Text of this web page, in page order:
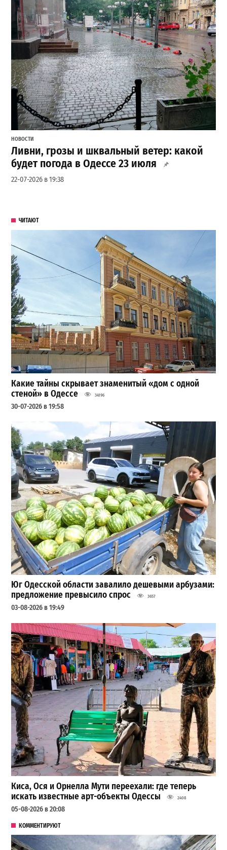
НОВОСТИ
Ливни, грозы и шквальный ветер: какой
будет погода в Одессе 23 июля
22-07-2026 в 19:38
ЧИТАЮТ
Какие тайны скрывает знаменитый «дом с одной
стеной» в Одессе
34196
30-07-2026 в 19:58
Юг Одесской области завалило дешевыми арбузами:
предложение превысило спрос
3657
03-08-2026 в 19:49
Киса, Ося и Орнелла Мути переехали: где теперь
искать известные арт-объекты Одессы
2408
05-08-2026 в 20:08
КОММЕНТИРУЮТ